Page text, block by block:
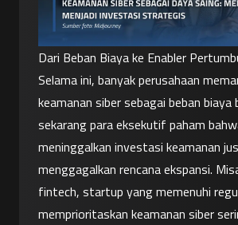
Dari Beban Biaya ke Enabler
Selama ini, banyak perusahaan
keamanan siber sebagai beban biaya
sekarang para eksekutif paham
meninggalkan investasi keamanan
menggagalkan rencana ekspansi.
fintech, startup yang memenuhi
memprioritaskan keamanan siber